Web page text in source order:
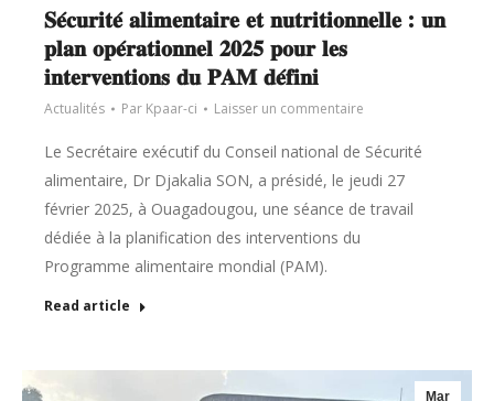
𝐒𝐞́𝐜𝐮𝐫𝐢𝐭𝐞́ 𝐚𝐥𝐢𝐦𝐞𝐧𝐭𝐚𝐢𝐫𝐞 𝐞𝐭 𝐧𝐮𝐭𝐫𝐢𝐭𝐢𝐨𝐧𝐧𝐞𝐥𝐥𝐞 : 𝐮𝐧
𝐩𝐥𝐚𝐧 𝐨𝐩𝐞́𝐫𝐚𝐭𝐢𝐨𝐧𝐧𝐞𝐥 𝟐𝟎𝟐𝟓 𝐩𝐨𝐮𝐫 𝐥𝐞𝐬
𝐢𝐧𝐭𝐞𝐫𝐯𝐞𝐧𝐭𝐢𝐨𝐧𝐬 𝐝𝐮 𝐏𝐀𝐌 𝐝𝐞́𝐟𝐢𝐧𝐢
Actualités Par Kpaar-ci Laisser un commentaire
Le Secrétaire exécutif du Conseil national de Sécurité
alimentaire, Dr Djakalia SON, a présidé, le jeudi 27
février 2025, à Ouagadougou, une séance de travail
dédiée à la planification des interventions du
Programme alimentaire mondial (PAM).
Read article
Mar